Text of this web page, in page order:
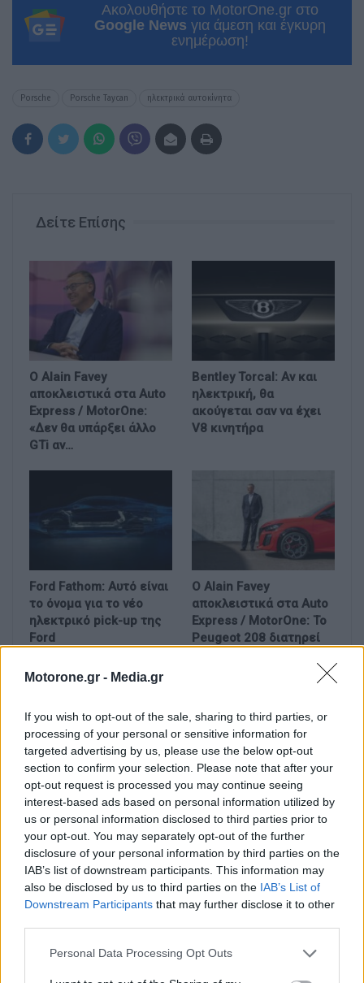
Motorone.gr - Media.gr
If you wish to opt-out of the sale, sharing to third parties, or
processing of your personal or sensitive information for
targeted advertising by us, please use the below opt-out
section to confirm your selection. Please note that after your
opt-out request is processed you may continue seeing
interest-based ads based on personal information utilized by
us or personal information disclosed to third parties prior to
your opt-out. You may separately opt-out of the further
disclosure of your personal information by third parties on the
IAB’s list of downstream participants. This information may
also be disclosed by us to third parties on the IAB’s List of
Downstream Participants that may further disclose it to other
Personal Data Processing Opt Outs
Ακολουθήστε το MotorOne.gr στο
Google News για άμεση και έγκυρη
ενημέρωση!
Porsche Porsche Taycan ηλεκτρικά αυτοκίνητα
Δείτε Επίσης
Ο Alain Favey
αποκλειστικά στα Auto
Express / MotorOne:
«Δεν θα υπάρξει άλλο
GTi αν…
Bentley Torcal: Αν και
ηλεκτρική, θα
ακούγεται σαν να έχει
V8 κινητήρα
Ford Fathom: Αυτό είναι
το όνομα για το νέο
ηλεκτρικό pick-up της
Ford
Ο Alain Favey
αποκλειστικά στα Auto
Express / MotorOne: Το
Peugeot 208 διατηρεί